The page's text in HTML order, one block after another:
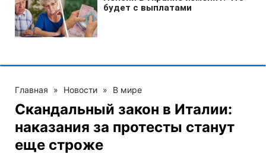
Главная » Новости » В мире
Скандальный закон в Италии:
наказания за протесты станут
еще строже